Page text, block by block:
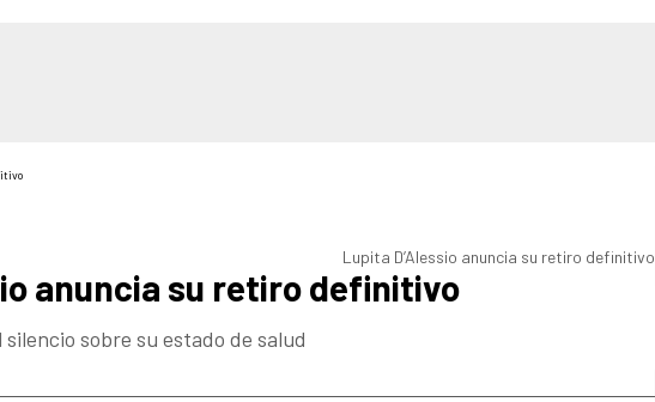
Lupita D’Alessio anuncia su retiro definitivo
anuncia su retiro definitivo
silencio sobre su estado de salud